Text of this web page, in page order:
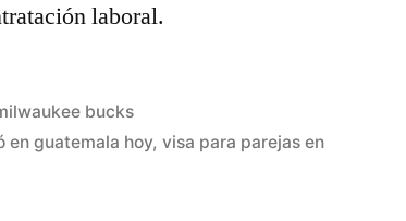
laboral.
bucks
en guatemala hoy,visa para parejas en